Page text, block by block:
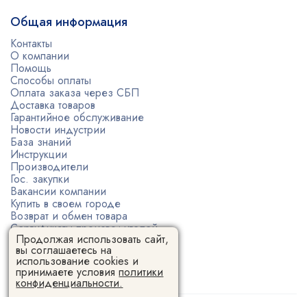
Общая информация
Контакты
О компании
Помощь
Способы оплаты
Оплата заказа через СБП
Доставка товаров
Гарантийное обслуживание
Новости индустрии
База знаний
Инструкции
Производители
Гос. закупки
Вакансии компании
Купить в своем городе
Возврат и обмен товара
Сертификаты производителей
Политика конфиденциальности
Пользовательское соглашение
Продолжая использовать сайт,
вы соглашаетесь на
использование cookies и
принимаете условияполитики
конфиденциальности.